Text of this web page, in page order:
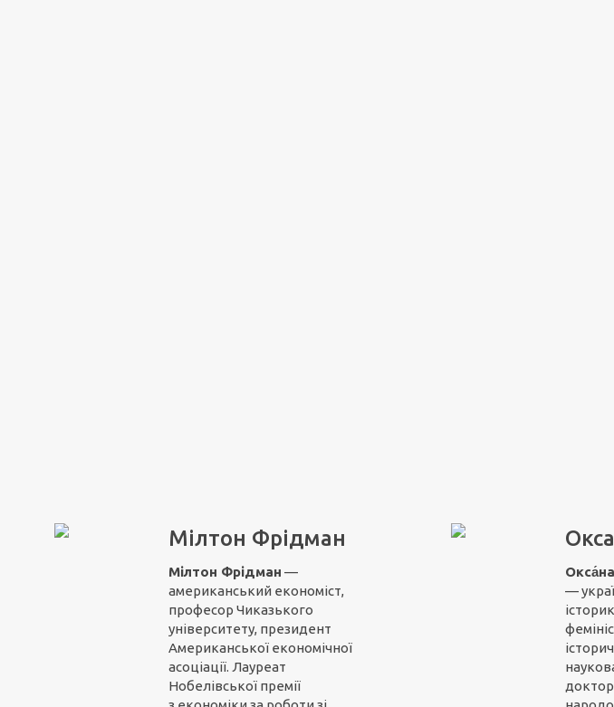
Мілтон Фрідман
Мілтон Фрідман —
американський економіст,
професор Чиказького
університету, президент
Американської економічної
асоціації. Лауреат
Нобелівської премії
—